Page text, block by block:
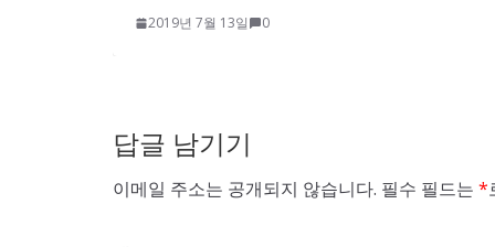
답글 남기기
이메일 주소는 공개되지 않습니다. 필수 필드는 *